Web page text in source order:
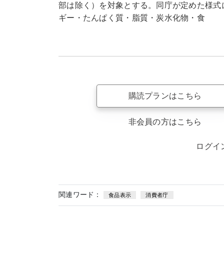
部は除く）を対象とする。同庁が定めた様
ギー・たんぱく質・脂質・炭水化物・食
購読プランはこちら
非会員の方はこちら
ログイ
関連ワード： 食品表示 消費者庁